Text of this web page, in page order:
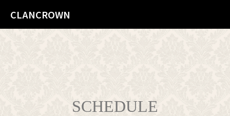
CLANCROWN
SCHEDULE